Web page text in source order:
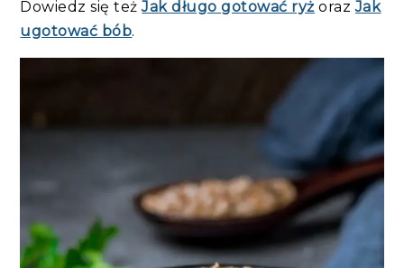
Dowiedz się teżJak długo gotować ryżorazJak
ugotować bób.